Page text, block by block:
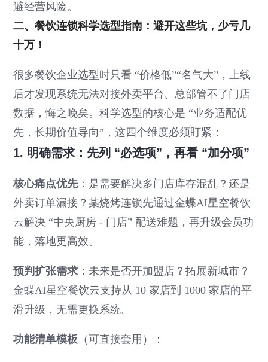
避经营风险。
二、餐饮连锁科学选型指南：避开这些坑，少亏几
十万！
很多餐饮企业选型时只看 “价格低”“名气大”，上线
后才发现系统无法对接外卖平台、总部管不了门店
数据，悔之晚矣。科学选型的核心是 “业务适配优
先，长期价值导向”，这四个维度必须盯紧：
1. 明确需求：先列 “必选项”，再看 “加分项”
核心痛点优先：是需要解决多门店库存混乱？还是
外卖订单漏接？某烧烤连锁先通过金蝶AI星空餐饮
云解决 “中央厨房 - 门店” 配送难题，再升级会员功
能，落地更高效。
预判扩张需求 ：未来是否开加盟店？拓展新城市？
金蝶AI星空餐饮云支持从 10 家店到 1000 家店的平
滑升级，无需更换系统。
功能清单模板 （可直接套用）：